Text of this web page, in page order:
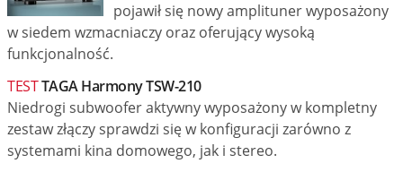
pojawił się nowy amplituner wyposażony
w siedem wzmacniaczy oraz oferujący wysoką
funkcjonalność.
TESTTAGA Harmony TSW-210
Niedrogi subwoofer aktywny wyposażony w kompletny
zestaw złączy sprawdzi się w konfiguracji zarówno z
systemami kina domowego, jak i stereo.